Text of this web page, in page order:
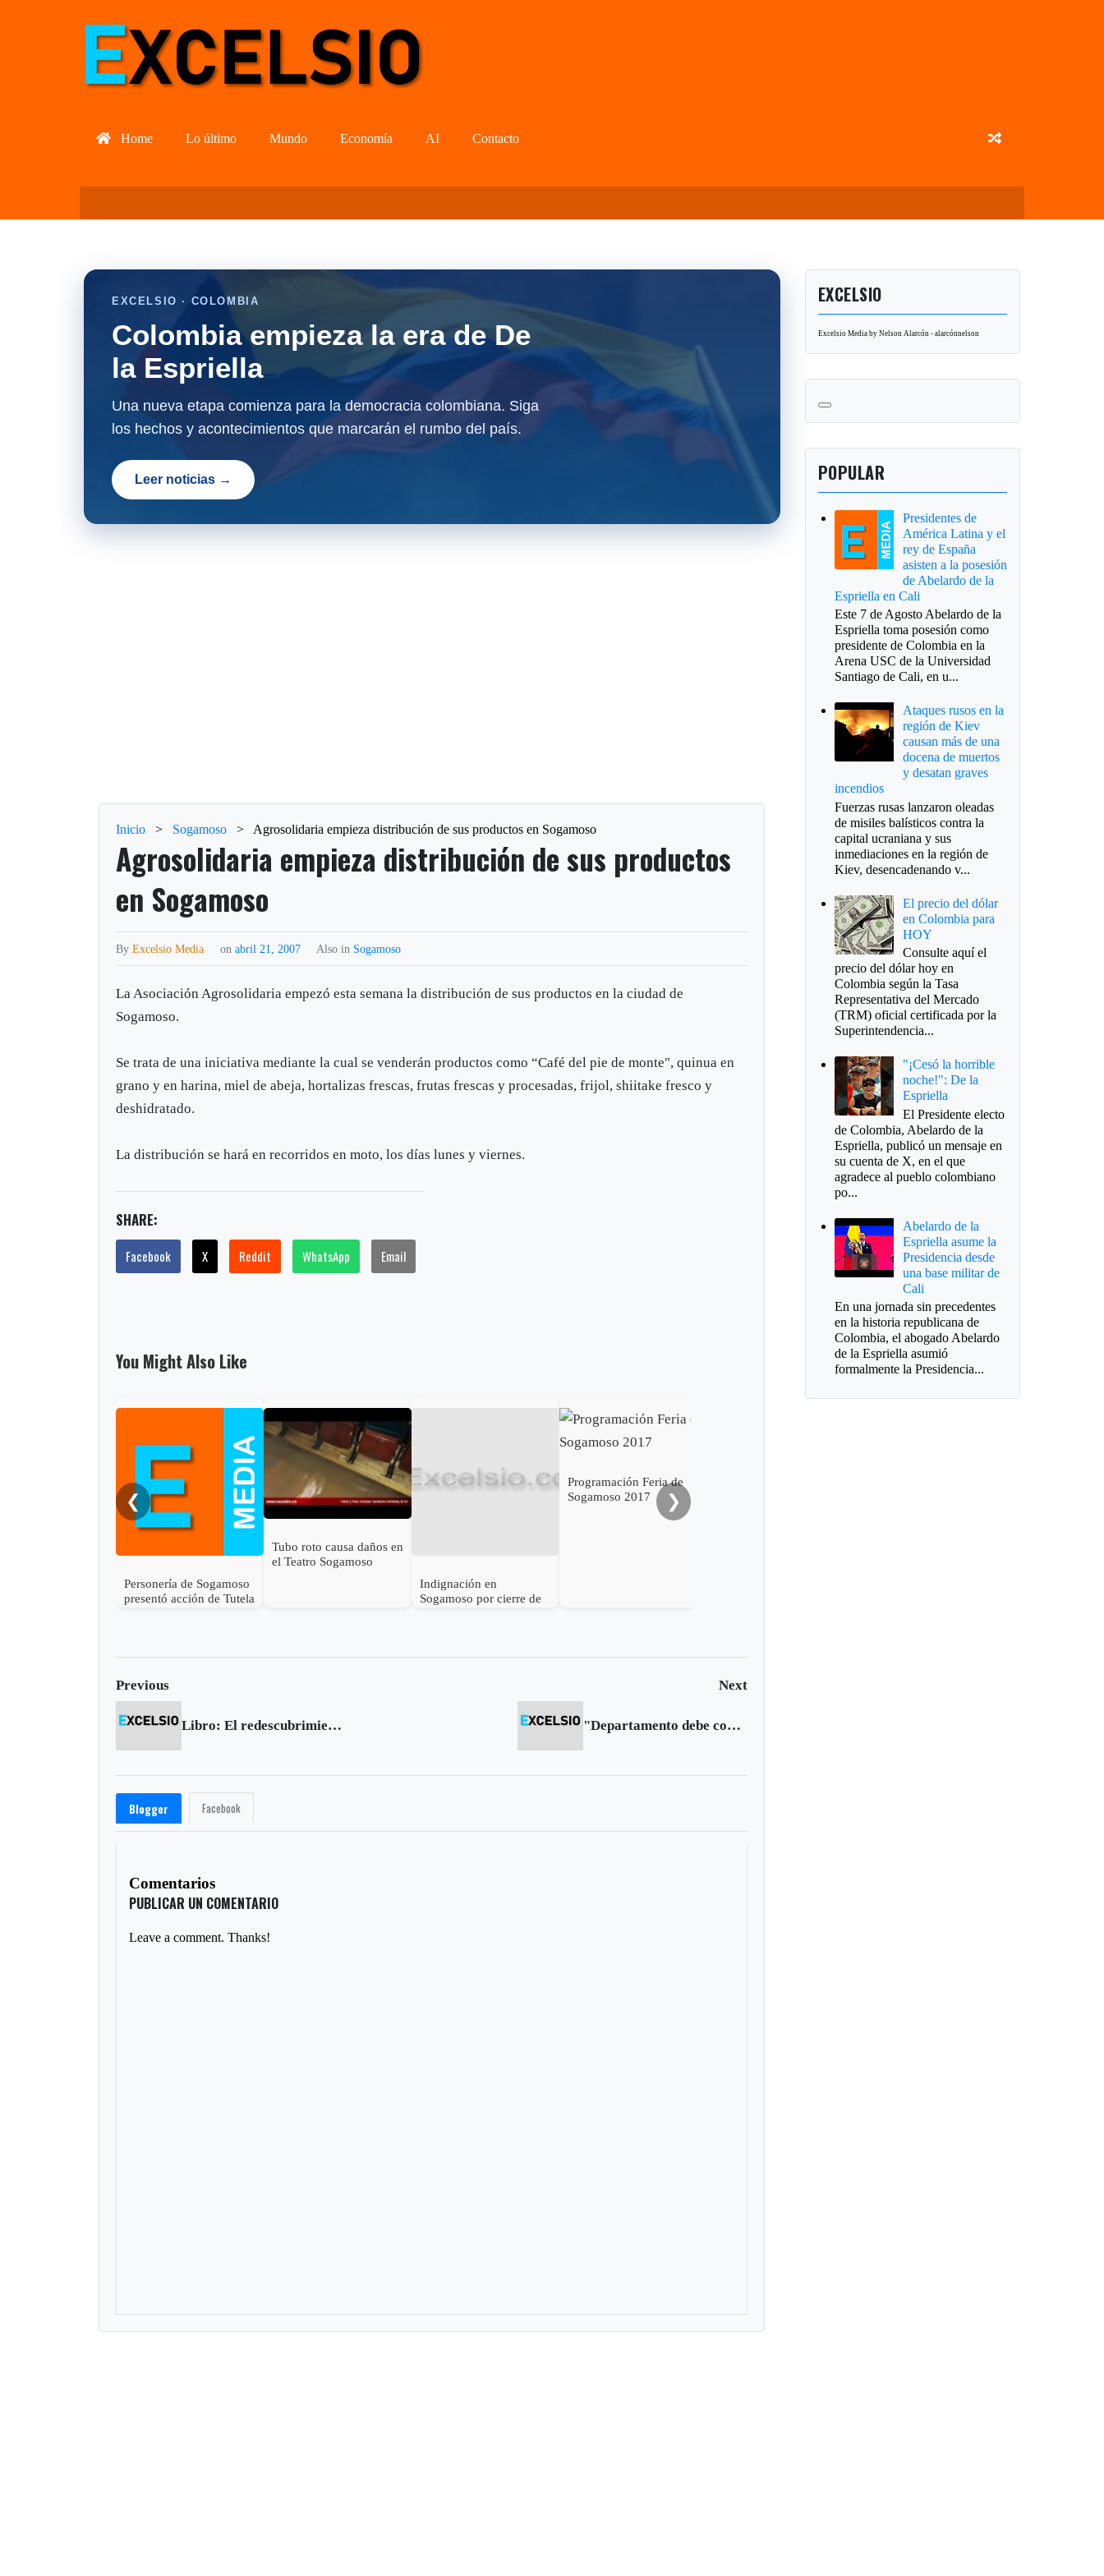
Home Lo último Mundo Economía AI Contacto
EXCELSIO · COLOMBIA
Colombia empieza la era de De
la Espriella
Una nueva etapa comienza para la democracia colombiana. Siga
los hechos y acontecimientos que marcarán el rumbo del país.
Leer noticias →
Inicio > Sogamoso > Agrosolidaria empieza distribución de sus productos en Sogamoso
Agrosolidaria empieza distribución de sus productos
en Sogamoso
ByExcelsio Media onabril 21, 2007 Also in Sogamoso
La Asociación Agrosolidaria empezó esta semana la distribución de sus productos en la ciudad de
Sogamoso.
Se trata de una iniciativa mediante la cual se venderán productos como “Café del pie de monte", quinua en
grano y en harina, miel de abeja, hortalizas frescas, frutas frescas y procesadas, frijol, shiitake fresco y
deshidratado.
La distribución se hará en recorridos en moto, los días lunes y viernes.
SHARE:
Facebook X Reddit WhatsApp Email
You Might Also Like
❮
Personería de Sogamoso
presentó acción de Tutela
Tubo roto causa daños en
el Teatro Sogamoso
Indignación en
Sogamoso por cierre de
Programación Feria de
Sogamoso 2017
❯
Previous Next
Libro: El redescubrimiento del pasado prehispánico de Colombia "Departamento debe comprar la Empresa de Energía de Boyacá"
Blogger Facebook
Comentarios
PUBLICAR UN COMENTARIO
Leave a comment. Thanks!
EXCELSIO
Excelsio Media by Nelson Alarcón - alarcónnelson
POPULAR
Presidentes de
América Latina y el
rey de España
asisten a la posesión
de Abelardo de la
Espriella en Cali
Este 7 de Agosto Abelardo de la
Espriella toma posesión como
presidente de Colombia en la
Arena USC de la Universidad
Santiago de Cali, en u...
Ataques rusos en la
región de Kiev
causan más de una
docena de muertos
y desatan graves
incendios
Fuerzas rusas lanzaron oleadas
de misiles balísticos contra la
capital ucraniana y sus
inmediaciones en la región de
Kiev, desencadenando v...
El precio del dólar
en Colombia para
HOY
Consulte aquí el
precio del dólar hoy en
Colombia según la Tasa
Representativa del Mercado
(TRM) oficial certificada por la
Superintendencia...
"¡Cesó la horrible
noche!": De la
Espriella
El Presidente electo
de Colombia, Abelardo de la
Espriella, publicó un mensaje en
su cuenta de X, en el que
agradece al pueblo colombiano
po...
Abelardo de la
Espriella asume la
Presidencia desde
una base militar de
Cali
En una jornada sin precedentes
en la historia republicana de
Colombia, el abogado Abelardo
de la Espriella asumió
formalmente la Presidencia...